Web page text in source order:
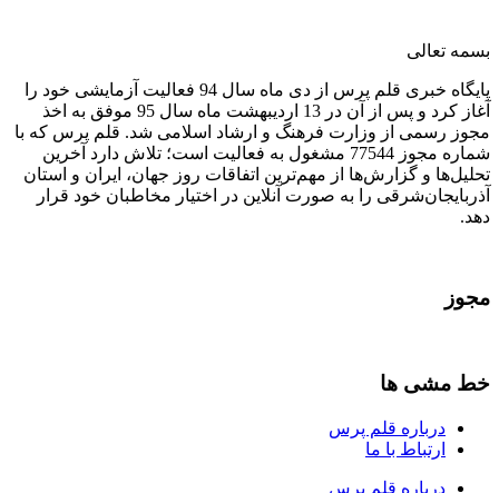
بسمه تعالی
پایگاه خبری قلم پرس از دی ماه سال 94 فعالیت آزمایشی خود را
آغاز کرد و پس از آن در 13 اردیبهشت ماه سال 95 موفق به اخذ
مجوز رسمی از وزارت فرهنگ و ارشاد اسلامی شد. قلم پرس که با
شماره مجوز 77544 مشغول به فعالیت است؛ تلاش دارد آخرین
تحلیل‌ها و گزارش‌ها از مهم‌ترین اتفاقات روز جهان، ایران و استان
آذربایجان‌شرقی را به صورت آنلاین در اختیار مخاطبان خود قرار
دهد.
مجوز
خط مشی ها
درباره قلم پرس
ارتباط با ما
درباره قلم پرس